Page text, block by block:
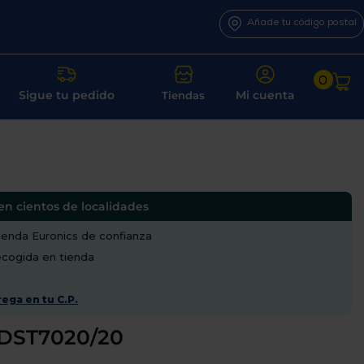
Añade tu código postal
Sigue tu pedido Tiendas Mi cuenta
0
cientos de localidades
Euronics de confianza
en tienda
en tu C.P.
20